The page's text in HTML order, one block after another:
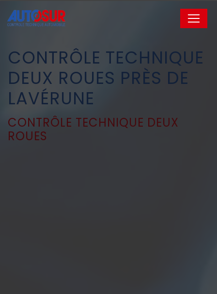
CONTRÔLE TECHNIQUE
DEUX ROUES PRÈS DE
LAVÉRUNE
CONTRÔLE TECHNIQUE DEUX
ROUES